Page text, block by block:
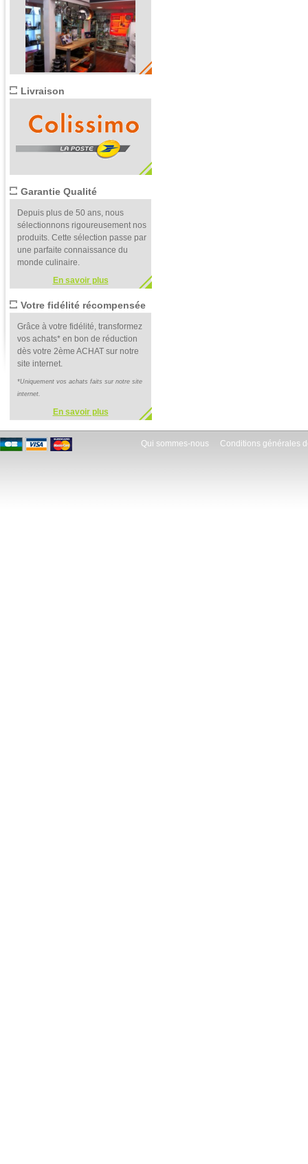
Livraison
Garantie Qualité
Depuis plus de 50 ans, nous
sélectionnons rigoureusement nos
produits. Cette sélection passe par
une parfaite connaissance du
monde culinaire.
En savoir plus
Votre fidélité récompensée
Grâce à votre fidélité, transformez
vos achats* en bon de réduction
dès votre 2ème ACHAT sur notre
site internet.
*Uniquement vos achats faits sur notre site
internet.
En savoir plus
Qui sommes-nous Conditions générales